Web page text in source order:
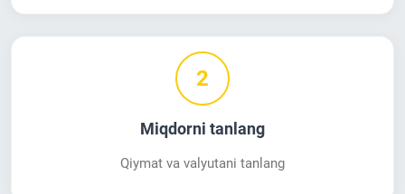
2
Miqdorni tanlang
Qiymat va valyutani tanlang